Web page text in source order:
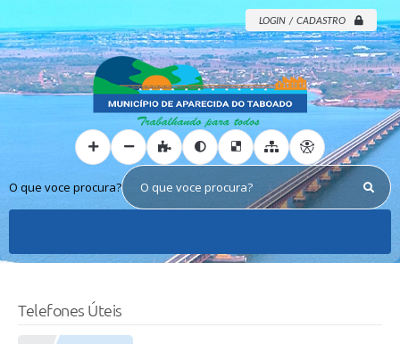
LOGIN / CADASTRO
O que voce procura?
Telefones Úteis